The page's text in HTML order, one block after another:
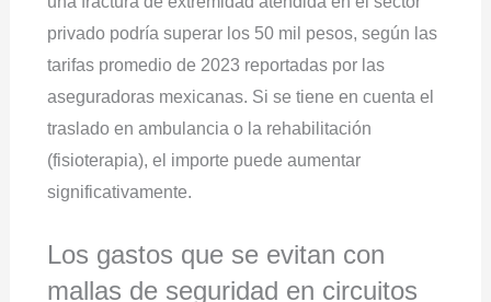
privado podría superar los 50 mil pesos, según las
tarifas promedio de 2023 reportadas por las
aseguradoras mexicanas. Si se tiene en cuenta el
traslado en ambulancia o la rehabilitación
(fisioterapia), el importe puede aumentar
significativamente.
Los gastos que se evitan con
mallas de seguridad en circuitos